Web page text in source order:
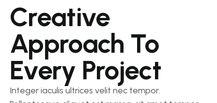
Creative
Approach To
Every Project
Integer iaculis ultrices velit nec tempor.